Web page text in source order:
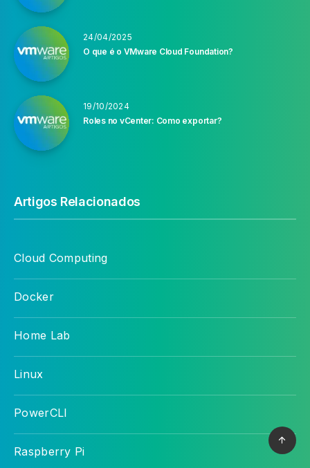
24/04/2025
O que é o VMware Cloud Foundation?
19/10/2024
Roles no vCenter: Como exportar?
Artigos Relacionados
Cloud Computing
Docker
Home Lab
Linux
PowerCLI
Raspberry Pi